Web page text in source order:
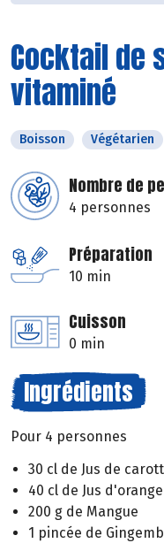
Cocktail de
vitaminé
Boisson Végétarien
Nombre de
4 personnes
Préparation
10 min
Cuisson
0 min
Ingrédients
Pour 4 personnes
30 cl de Jus de
40 cl de Jus d'orange
200 g de Mangue
1 pincée de